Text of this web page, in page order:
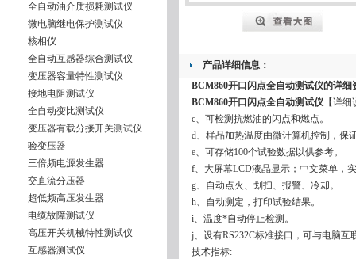
全自动油介质损耗测试仪
微电脑继电保护测试仪
核相仪
全自动互感器综合测试仪
变压器容量特性测试仪
接地电阻测试仪
全自动变比测试仪
变压器有载分接开关测试仪
验变压器
三倍频电源发生器
交直流分压器
超低频高压发生器
电缆故障测试仪
高压开关机械特性测试仪
互感器测试仪
产品详细信息：
BCM860开口闪点全自动测试仪的详细
BCM860开口闪点全自动测试仪【详细
c、可检测抗燃油的闪点和燃点。
d、样品加热温度由微计算机控制，保
e、可存储100个试验数据以供参考。
f、大屏幕LCD液晶显示；中文菜单，
g、自动点火、划扫、报警、冷却。
h、自动测定，打印试验结果。
i、温度*自动停止检测。
j、设有RS232C标准接口，可与电脑互
技术指标: